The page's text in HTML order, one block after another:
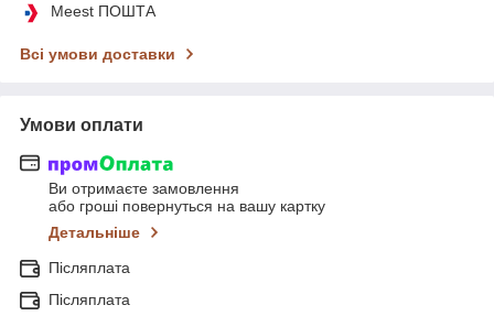
Meest ПОШТА
Всі умови доставки
Умови оплати
Ви отримаєте замовлення
або гроші повернуться на вашу картку
Детальніше
Післяплата
Післяплата